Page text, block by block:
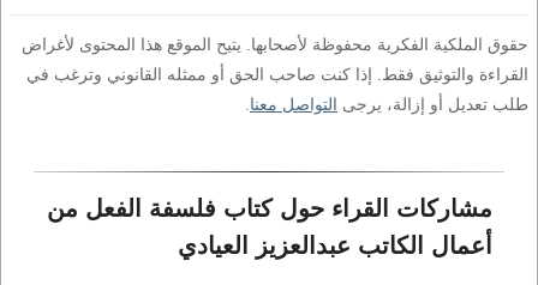
حقوق الملكية الفكرية محفوظة لأصحابها. يتيح الموقع هذا المحتوى لأغراض
القراءة والتوثيق فقط. إذا كنت صاحب الحق أو ممثله القانوني وترغب في
طلب تعديل أو إزالة، يرجى التواصل معنا
مشاركات القراء حول كتاب فلسفة الفعل من
أعمال الكاتب عبدالعزيز العيادي